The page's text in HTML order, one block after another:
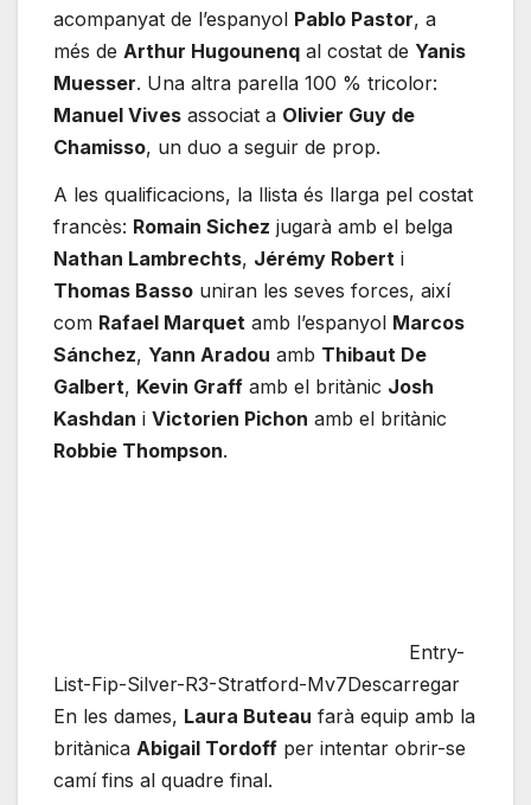
acompanyat de l’espanyol Pablo Pastor, a
més de Arthur Hugounenq al costat de Yanis
Muesser. Una altra parella 100 % tricolor:
Manuel Vives associat a Olivier Guy de
Chamisso, un duo a seguir de prop.
A les qualificacions, la llista és llarga pel costat
francès: Romain Sichez jugarà amb el belga
Nathan Lambrechts, Jérémy Robert i
Thomas Basso uniran les seves forces, així
com Rafael Marquet amb l’espanyol Marcos
Sánchez, Yann Aradou amb Thibaut De
Galbert, Kevin Graff amb el britànic Josh
Kashdan i Victorien Pichon amb el britànic
Robbie Thompson.
Entry-
List-Fip-Silver-R3-Stratford-Mv7Descarregar
En les dames, Laura Buteau farà equip amb la
britànica Abigail Tordoff per intentar obrir-se
camí fins al quadre final.